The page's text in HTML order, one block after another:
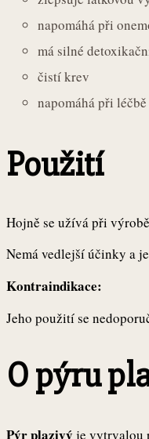
napomáhá při
má silné
čistí krev
napomáhá při
Použití
Hojně se užívá při
Nemá vedlejší účinky a
Kontraindikace:
Jeho použití se
O pýru
Pýr plazivý je vytrvalou